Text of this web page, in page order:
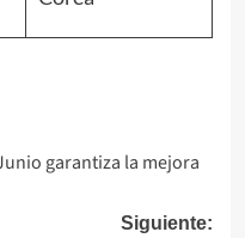
garantiza la mejora
Siguiente: